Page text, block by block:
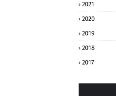
2021
2020
2019
2018
2017